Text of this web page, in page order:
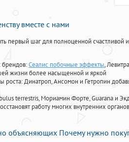
вместе с нами
первый шаг для полноценной счастливой
Сеалис побочные эффекты,
жизни более насыщенной и яркой
роста: Динатроп, Ансомон и Гетропин
terrestris, Мориамин Форте, Guarana и
работу многих внутренних
объясняющих Почему нужно